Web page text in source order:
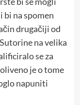
bi na spomen
drugačiji od
na velika
se za
je o tome
napuniti